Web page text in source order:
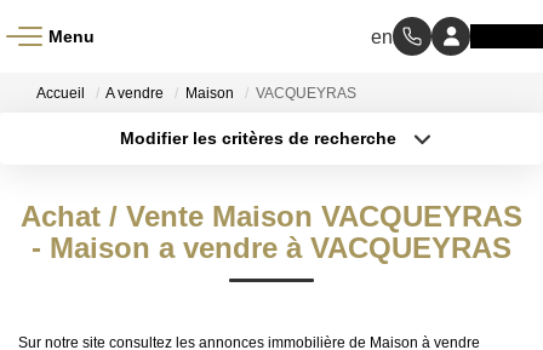
Menu
À VENDRE
À LOUER
Accueil A vendre Maison VACQUEYRAS
Modifier les critères de recherche
Sélectionnez...
Type de bien
Surface min
Achat / Vente Maison VACQUEYRAS
- Maison a vendre à VACQUEYRAS
Sur notre site consultez les annonces immobilière de Maison à vendre